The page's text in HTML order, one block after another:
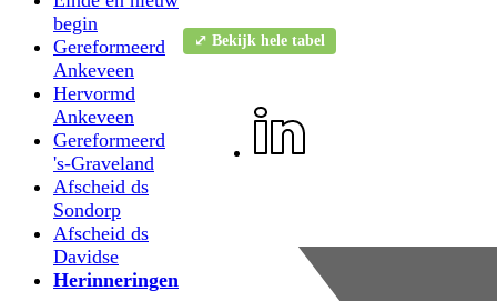
begin
Gereformeerd
Ankeveen
Hervormd
Ankeveen
Gereformeerd
's-Graveland
Afscheid ds
Sondorp
Afscheid ds
Davidse
Herinneringen
⤢ Bekijk hele tabel